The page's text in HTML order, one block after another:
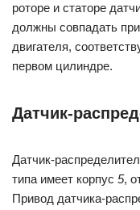
роторе и статоре
должны совпадать
двигателя,
первом цилиндре.
Датчик-
Датчик-
типа имеет корпус 5,
Привод датчика-